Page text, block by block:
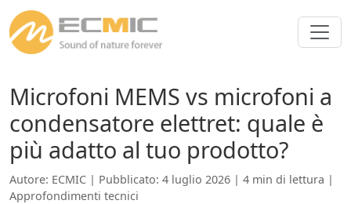
Microfoni MEMS vs microfoni a
condensatore elettret: quale è
più adatto al tuo prodotto?
Autore: ECMIC | Pubblicato: 4 luglio 2026 | 4 min di lettura |
Approfondimenti tecnici